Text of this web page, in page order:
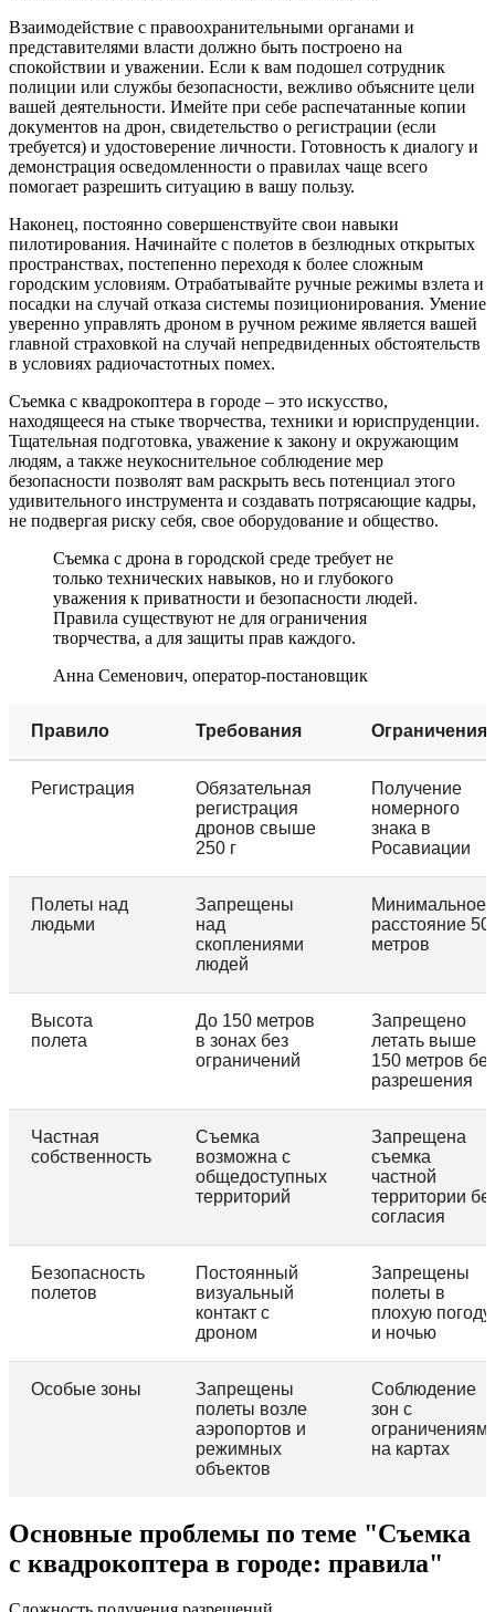
Взаимодействие с правоохранительными органами и
представителями власти должно быть построено на
спокойствии и уважении. Если к вам подошел сотрудник
полиции или службы безопасности, вежливо объясните цели
вашей деятельности. Имейте при себе распечатанные копии
документов на дрон, свидетельство о регистрации (если
требуется) и удостоверение личности. Готовность к диалогу и
демонстрация осведомленности о правилах чаще всего
помогает разрешить ситуацию в вашу пользу.
Наконец, постоянно совершенствуйте свои навыки
пилотирования. Начинайте с полетов в безлюдных открытых
пространствах, постепенно переходя к более сложным
городским условиям. Отрабатывайте ручные режимы взлета и
посадки на случай отказа системы позиционирования. Умение
уверенно управлять дроном в ручном режиме является вашей
главной страховкой на случай непредвиденных обстоятельств
в условиях радиочастотных помех.
Съемка с квадрокоптера в городе – это искусство,
находящееся на стыке творчества, техники и юриспруденции.
Тщательная подготовка, уважение к закону и окружающим
людям, а также неукоснительное соблюдение мер
безопасности позволят вам раскрыть весь потенциал этого
удивительного инструмента и создавать потрясающие кадры,
не подвергая риску себя, свое оборудование и общество.
Съемка с дрона в городской среде требует не
только технических навыков, но и глубокого
уважения к приватности и безопасности людей.
Правила существуют не для ограничения
творчества, а для защиты прав каждого.
Анна Семенович, оператор-постановщик
Правило Требования Ограничения
Регистрация
Обязательная
регистрация
дронов свыше
250 г
Получение
номерного
знака в
Росавиации
Полеты над
людьми
Запрещены
над
скоплениями
людей
Минимальное
расстояние 50
метров
Высота
полета
До 150 метров
в зонах без
ограничений
Запрещено
летать выше
150 метров без
разрешения
Частная
собственность
Съемка
возможна с
общедоступных
территорий
Запрещена
съемка
частной
территории
согласия
Безопасность
полетов
Постоянный
визуальный
контакт с
дроном
Запрещены
полеты в
плохую погоду
и ночью
Особые зоны
Запрещены
полеты возле
аэропортов и
режимных
объектов
Соблюдение
зон с
на картах
Основные проблемы по теме "Съемка
с квадрокоптера в городе: правила"